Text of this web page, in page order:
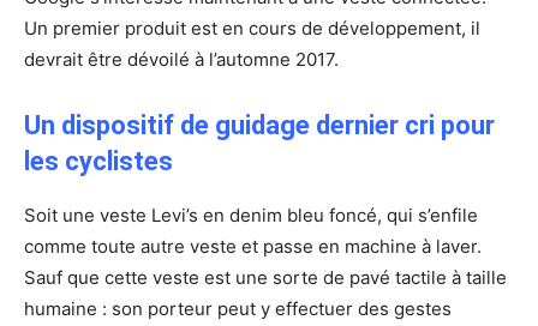
Un premier produit est en cours de développement, il
devrait être dévoilé à l’automne 2017.
Un dispositif de guidage dernier cri pour
les cyclistes
Soit une veste Levi’s en denim bleu foncé, qui s’enfile
comme toute autre veste et passe en machine à laver.
Sauf que cette veste est une sorte de pavé tactile à taille
humaine : son porteur peut y effectuer des gestes